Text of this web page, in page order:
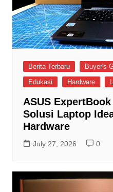
Berita Terbaru Buyer's
Edukasi
Hardware
ASUS
Solusi Laptop
Hardware
July 27, 2026 0